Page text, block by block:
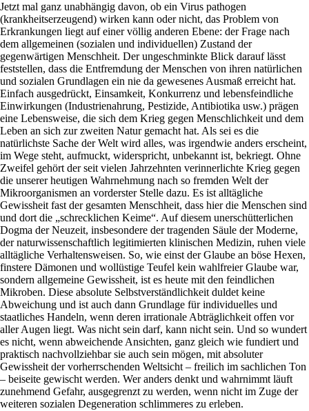
Jetzt mal ganz unabhängig davon, ob ein Virus pathogen
(krankheitserzeugend) wirken kann oder nicht, das Problem von
Erkrankungen liegt auf einer völlig anderen Ebene: der Frage nach
dem allgemeinen (sozialen und individuellen) Zustand der
gegenwärtigen Menschheit. Der ungeschminkte Blick darauf lässt
feststellen, dass die Entfremdung der Menschen von ihren natürlichen
und sozialen Grundlagen ein nie da gewesenes Ausmaß erreicht hat.
Einfach ausgedrückt, Einsamkeit, Konkurrenz und lebensfeindliche
Einwirkungen (Industrienahrung, Pestizide, Antibiotika usw.) prägen
eine Lebensweise, die sich dem Krieg gegen Menschlichkeit und dem
Leben an sich zur zweiten Natur gemacht hat. Als sei es die
natürlichste Sache der Welt wird alles, was irgendwie anders erscheint,
im Wege steht, aufmuckt, widerspricht, unbekannt ist, bekriegt. Ohne
Zweifel gehört der seit vielen Jahrzehnten verinnerlichte Krieg gegen
die unserer heutigen Wahrnehmung nach so fremden Welt der
Mikroorganismen an vorderster Stelle dazu. Es ist alltägliche
Gewissheit fast der gesamten Menschheit, dass hier die Menschen sind
und dort die „schrecklichen Keime“. Auf diesem unerschütterlichen
Dogma der Neuzeit, insbesondere der tragenden Säule der Moderne,
der naturwissenschaftlich legitimierten klinischen Medizin, ruhen viele
alltägliche Verhaltensweisen. So, wie einst der Glaube an böse Hexen,
finstere Dämonen und wollüstige Teufel kein wahlfreier Glaube war,
sondern allgemeine Gewissheit, ist es heute mit den feindlichen
Mikroben. Diese absolute Selbstverständlichkeit duldet keine
Abweichung und ist auch dann Grundlage für individuelles und
staatliches Handeln, wenn deren irrationale Abträglichkeit offen vor
aller Augen liegt. Was nicht sein darf, kann nicht sein. Und so wundert
es nicht, wenn abweichende Ansichten, ganz gleich wie fundiert und
praktisch nachvollziehbar sie auch sein mögen, mit absoluter
Gewissheit der vorherrschenden Weltsicht – freilich im sachlichen Ton
– beiseite gewischt werden. Wer anders denkt und wahrnimmt läuft
zunehmend Gefahr, ausgegrenzt zu werden, wenn nicht im Zuge der
weiteren sozialen Degeneration schlimmeres zu erleben.